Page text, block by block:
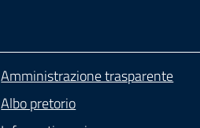
Amministrazione trasparente
Albo pretorio